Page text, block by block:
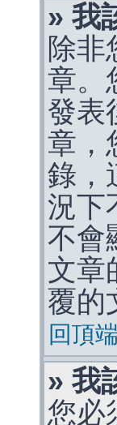
» 我
除非
章。
發表
章，
錄，
況下
不會
文章
覆的
回頂端
» 我
您必